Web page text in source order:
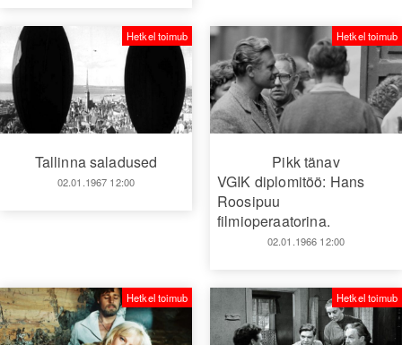
Tallinna saladused
02.01.1967 12:00
Hetkel toimub
Pikk tänav
VGIK diplomitöö: Hans
Roosipuu
filmioperaatorina.
02.01.1966 12:00
Hetkel toimub
Hetkel toimub Hetkel toimub